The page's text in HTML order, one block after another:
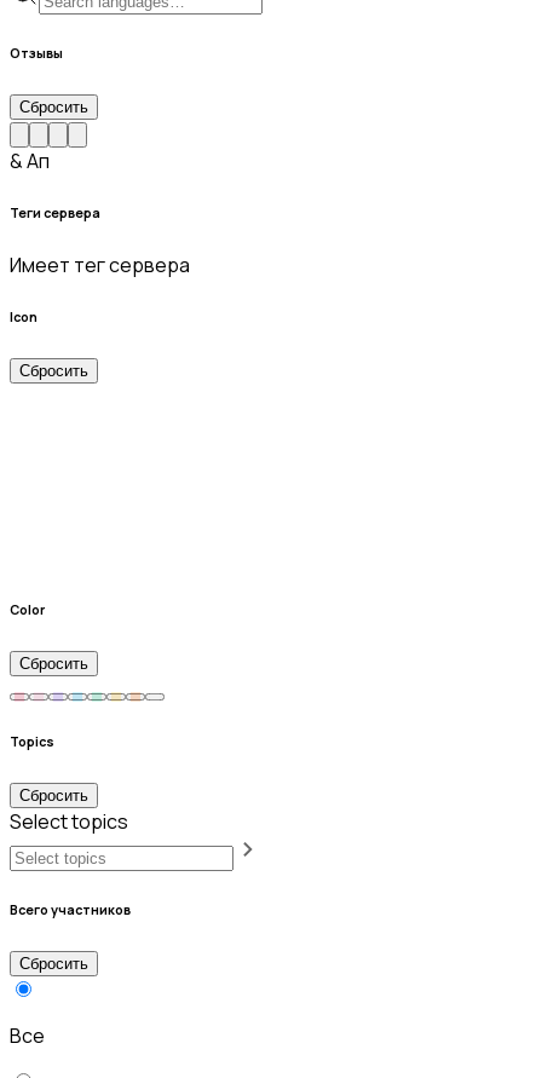
Отзывы
Сбросить
& Ап
Теги сервера
Имеет тег сервера
Icon
Сбросить
Color
Сбросить
Topics
Сбросить
Select topics
Всего участников
Сбросить
Все